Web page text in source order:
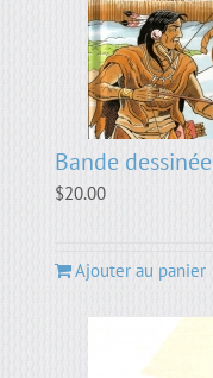
Bande dessinée
$20.00
Ajouter au panier